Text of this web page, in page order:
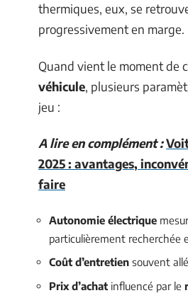
thermiques, eux, se
progressivement en marge.
Quand vient le moment de
véhicule, plusieurs
jeu :
A lire en complément :
2025 : avantages,
faire
Autonomie électrique
particulièrement recherchée
Coût d’entretien souvent
Prix d’achat influencé par le